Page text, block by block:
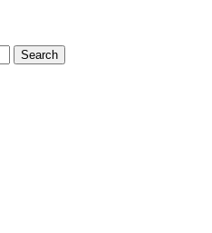
Search